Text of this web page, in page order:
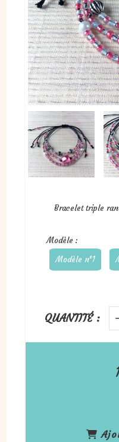
Bracelet triple
Modèle :
Modèle n°1
QUANTITÉ :